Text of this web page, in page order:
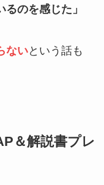
るのを感じた」
ないという話も
＆解説書プレ